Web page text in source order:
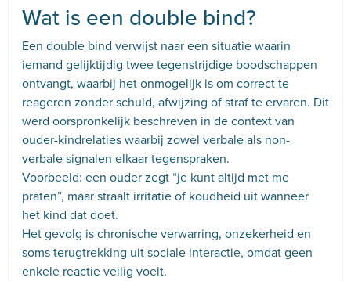
Wat is een double bind?
Een double bind verwijst naar een situatie waarin
iemand gelijktijdig twee tegenstrijdige boodschappen
ontvangt, waarbij het onmogelijk is om correct te
reageren zonder schuld, afwijzing of straf te ervaren. Dit
werd oorspronkelijk beschreven in de context van
ouder-kindrelaties waarbij zowel verbale als non-
verbale signalen elkaar tegenspraken.
Voorbeeld: een ouder zegt “je kunt altijd met me
praten”, maar straalt irritatie of koudheid uit wanneer
het kind dat doet.
Het gevolg is chronische verwarring, onzekerheid en
soms terugtrekking uit sociale interactie, omdat geen
enkele reactie veilig voelt.